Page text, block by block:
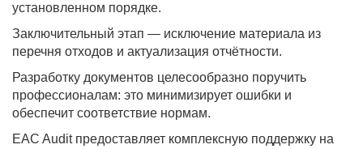
установленном порядке.
Заключительный этап — исключение материала из
перечня отходов и актуализация отчётности.
Разработку документов целесообразно поручить
профессионалам: это минимизирует ошибки и
обеспечит соответствие нормам.
EAC Audit предоставляет комплексную поддержку на